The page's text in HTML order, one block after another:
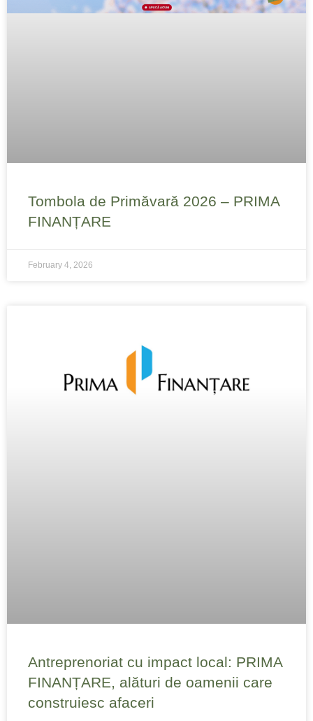
Tombola de Primăvară 2026 – PRIMA
FINANȚARE
February 4, 2026
Antreprenoriat cu impact local: PRIMA
FINANȚARE, alături de oamenii care
construiesc afaceri